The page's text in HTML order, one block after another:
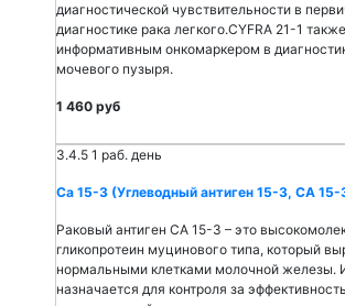
диагностической чувствительности в
диагностике рака легкого.CYFRA 21-1
информативным онкомаркером в
мочевого пузыря.
1 460 руб
3.4.5 1 раб. день
Са 15-3 (Углеводный антиген 15-3, СА 15-
Раковый антиген СА 15-3 – это
гликопротеин муцинового типа, который
нормальными клетками молочной железы.
назначается для контроля за